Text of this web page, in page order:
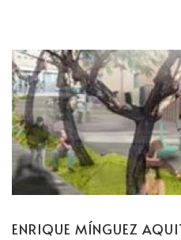
ENRIQUE MÍNGUEZ